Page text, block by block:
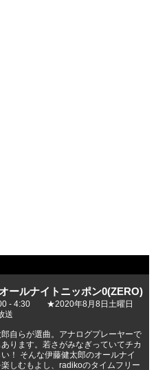
ールナイトニッポン0(ZERO)
- 4:30 ★2020年8月8日土曜日
送
自らが選曲。アナログプレーヤーで
ります。若さがみなぎっていてチカ
！ そんな伊藤健太郎のオールナイ
しむもよし、radikoのタイムフリー